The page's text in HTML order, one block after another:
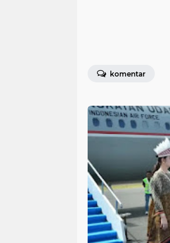
komentar